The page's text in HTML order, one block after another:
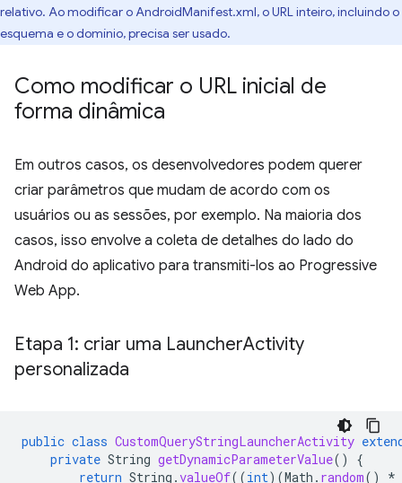
relativo. Ao modificar o AndroidManifest.xml, o URL inteiro, incluindo o
esquema e o domínio, precisa ser usado.
Como modificar o URL inicial de
forma dinâmica
Em outros casos, os desenvolvedores podem querer
criar parâmetros que mudam de acordo com os
usuários ou as sessões, por exemplo. Na maioria dos
casos, isso envolve a coleta de detalhes do lado do
Android do aplicativo para transmiti-los ao Progressive
Web App.
Etapa 1: criar uma LauncherActivity
personalizada
public class CustomQueryStringLauncherActivity
private String getDynamicParameterValue()
{
return String .valueOf((int)(Math . random()
*